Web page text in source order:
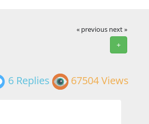
« previous next »
+
6 Replies 67504 Views